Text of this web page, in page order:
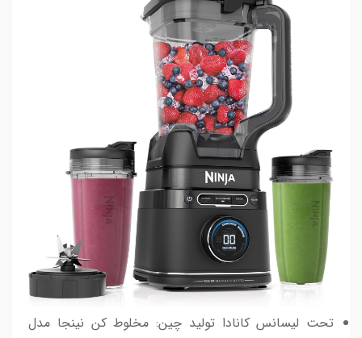
تحت لیسانس کانادا تولید چین: مخلوط کن نینجا مدل